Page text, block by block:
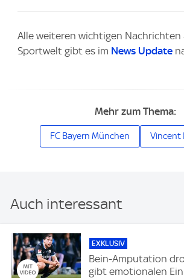
Alle weiteren wichtigen Nachrichten
Sportwelt gibt es im News Update
Mehr zum Thema:
FC Bayern München Vincent
Auch interessant
EXKLUSIV
Bein-Amputation
gibt emotionalen